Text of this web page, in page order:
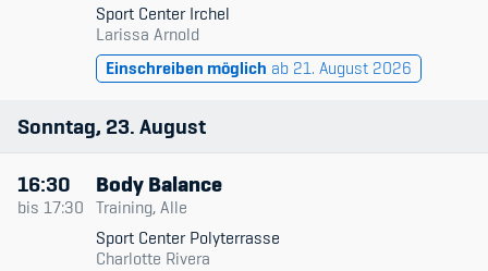
Sport Center Irchel
Larissa Arnold
Einschreiben möglich ab 21. August 2026
Sonntag 23 August
16:30
bis 17:30
Body Balance
Training, Alle
Sport Center Polyterrasse
Charlotte Rivera